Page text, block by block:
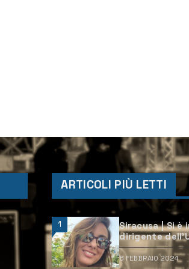
ARTICOLI PIÙ LETTI
1
Siracusa | Si è
dirigente
6 FEBBRAIO 2024